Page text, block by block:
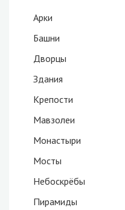
Арки
Башни
Дворцы
Здания
Крепости
Мавзолеи
Монастыри
Мосты
Небоскрёбы
Пирамиды